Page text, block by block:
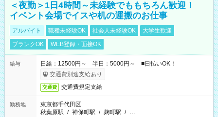
＜夜勤＞1日4時間～未経験でももちろん歓迎！
イベント会場でイスや机の運搬のお仕事
アルバイト 職種未経験OK 社会人未経験OK
大学生歓迎
ブランクOK
WEB登録・面接OK
給与
日給：12500円～ 半日：5000円～ ■日払いOK！
交通費別途支給あり
交通費 交通費規定支給
勤務地
東京都千代田区
秋葉原駅 / 神保町駅 / 麹町駅 / …